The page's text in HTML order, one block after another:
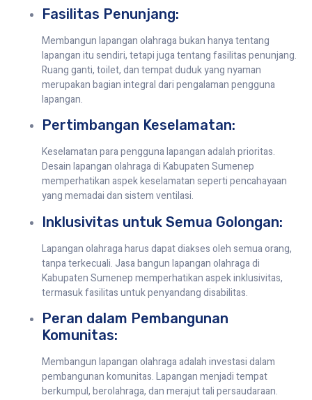
Fasilitas Penunjang:
Membangun lapangan olahraga bukan hanya tentang
lapangan itu sendiri, tetapi juga tentang fasilitas penunjang.
Ruang ganti, toilet, dan tempat duduk yang nyaman
merupakan bagian integral dari pengalaman pengguna
lapangan.
Pertimbangan Keselamatan:
Keselamatan para pengguna lapangan adalah prioritas.
Desain lapangan olahraga di Kabupaten Sumenep
memperhatikan aspek keselamatan seperti pencahayaan
yang memadai dan sistem ventilasi.
Inklusivitas untuk Semua Golongan:
Lapangan olahraga harus dapat diakses oleh semua orang,
tanpa terkecuali. Jasa bangun lapangan olahraga di
Kabupaten Sumenep memperhatikan aspek inklusivitas,
termasuk fasilitas untuk penyandang disabilitas.
Peran dalam Pembangunan
Komunitas:
Membangun lapangan olahraga adalah investasi dalam
pembangunan komunitas. Lapangan menjadi tempat
berkumpul, berolahraga, dan merajut tali persaudaraan.